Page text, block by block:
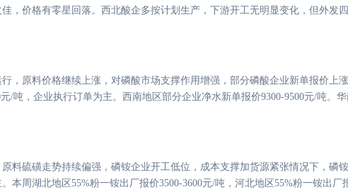
，价格有零星回落。西北酸企多按计划生产，下游开工无明显变化，但外发
，原料价格继续上涨，对磷酸市场支撑作用增强，部分磷酸企业新单报价上
元/吨，企业执行订单为主。西南地区部分企业净水新单报价9300-9500元/吨。
料硫磺走势持续偏强，磷铵企业开工低位，成本支撑加货源紧张情况下，磷
本周湖北地区55%粉一铵出厂报价3500-3600元/吨，河北地区55%粉一铵出厂